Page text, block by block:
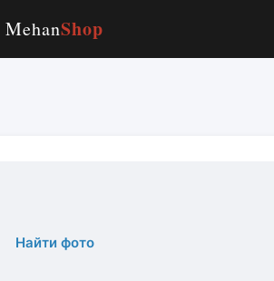
MehanShop
Найти фото